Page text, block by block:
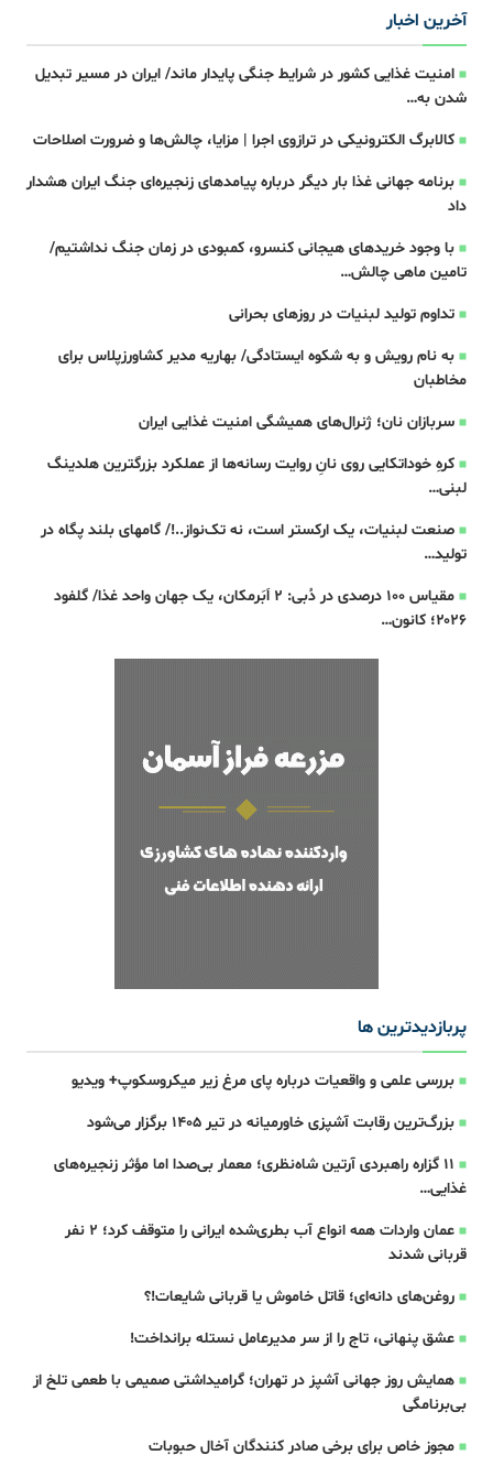
آخرین اخبار
امنیت غذایی کشور در شرایط جنگی پایدار ماند/ ایران در مسیر تبدیل
شدن به…
کالابرگ الکترونیکی در ترازوی اجرا | مزایا، چالش‌ها و ضرورت اصلاحات
برنامه جهانی غذا بار دیگر درباره پیامدهای زنجیره‌ای جنگ ایران هشدار
داد
با وجود خریدهای هیجانی کنسرو، کمبودی در زمان جنگ نداشتیم/
تامین ماهی چالش…
تداوم تولید لبنیات در روزهای بحرانی
به نام رویش و به شکوه‌ ایستادگی‌/ بهاریه مدیر کشاورزپلاس برای
مخاطبان
سربازان نان؛ ژنرال‌های همیشگی امنیت غذایی ایران
کرهِ خوداتکایی روی نانِ روایت‌ رسانه‌ها از عملکرد بزرگترین هلدینگ
لبنی…
صنعت لبنیات، یک ارکستر است، نه تک‌نواز..!/ گامهای بلند پگاه در
تولید…
مقیاس ۱۰۰ درصدی در دُبی: 2 اَبَرمکان، یک جهان واحد غذا/ گلفود
۲۰۲۶؛ کانون…
پربازدیدترین ها
بررسی علمی و واقعیات درباره پای مرغ زیر میکروسکوپ+ ویدیو
بزرگ‌ترین رقابت آشپزی خاورمیانه در تیر ۱۴۰۵ برگزار می‌شود
۱۱ گزاره راهبردی آرتین شاه‌نظری؛ معمار بی‌صدا اما مؤثر زنجیره‌های
غذایی…
عمان واردات همه انواع آب بطری‌شده ایرانی را متوقف کرد؛ 2 نفر
قربانی شدند
روغن‌های دانه‌ای؛ قاتل خاموش یا قربانی شایعات!؟
عشق پنهانی، تاج را از سر مدیرعامل نستله برانداخت!
همایش روز جهانی آشپز در تهران؛ گرامیداشتی صمیمی با طعمی تلخ از
بی‌برنامگی
مجوز خاص برای برخی صادر کنندگان آخال حبوبات